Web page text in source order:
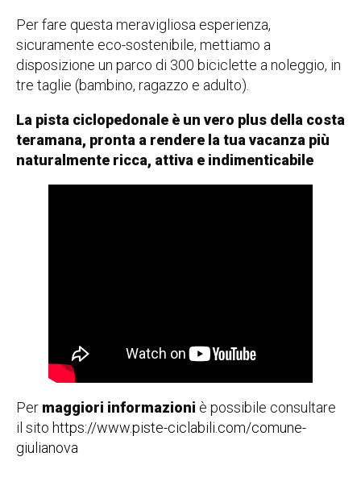
Per fare questa meravigliosa esperienza,
sicuramente eco-sostenibile, mettiamo a
disposizione un parco di 300 biciclette a noleggio, in
tre taglie (bambino, ragazzo e adulto).
La pista ciclopedonale è un vero plus della costa
teramana, pronta a rendere la tua vacanza più
naturalmente ricca, attiva e indimenticabile
Per maggiori informazioni è possibile consultare
il sito https://www.piste-ciclabili.com/comune-
giulianova